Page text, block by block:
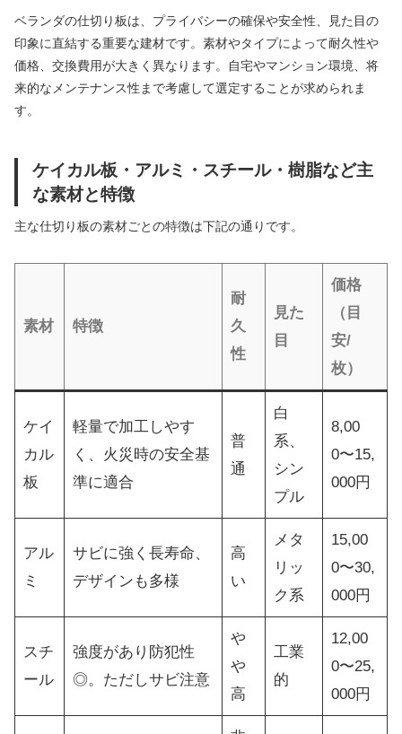
ベランダの仕切り板は、プライバシーの確保や安全性、見た目の
印象に直結する重要な建材です。素材やタイプによって耐久性や
価格、交換費用が大きく異なります。自宅やマンション環境、将
来的なメンテナンス性まで考慮して選定することが求められま
す。
ケイカル板・アルミ・スチール・樹脂など主
な素材と特徴
主な仕切り板の素材ごとの特徴は下記の通りです。
素材 特徴
耐
久
性
見た
目
価格
（目
安/
枚）
ケイ
カル
板
軽量で加工しやす
く、火災時の安全基
準に適合
普
通
白
系、
シン
プル
8,00
0〜15,
000円
アル
ミ
サビに強く長寿命、
デザインも多様
高
い
メタ
リッ
ク系
15,00
0〜30,
000円
スチ
ール
強度があり防犯性
◎。ただしサビ注意
や
や
高
工業
的
12,00
0〜25,
000円